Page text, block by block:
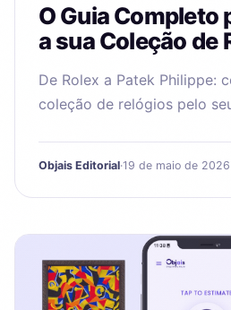
O Guia Completo
a sua Coleção de
De Rolex a Patek Philippe:
coleção de relógios pelo
Objais Editorial·19 de maio de 2026